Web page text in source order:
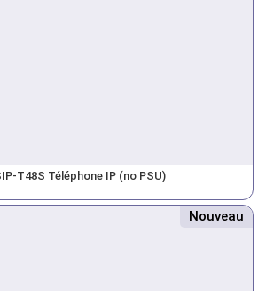
T48S Téléphone IP (no PSU)
Nouveau